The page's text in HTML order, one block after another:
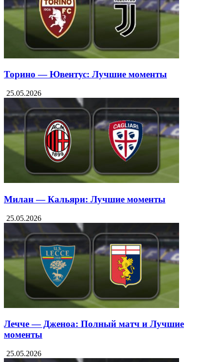
Торино — Ювентус: Лучшие моменты
25.05.2026
Милан — Кальяри: Лучшие моменты
25.05.2026
Лечче — Дженоа: Полный матч и Лучшие
моменты
25.05.2026